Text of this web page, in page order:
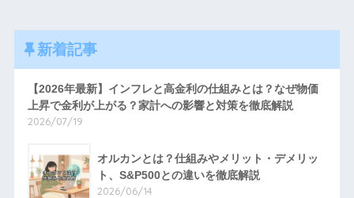
新着記事
【2026年最新】インフレと高金利の仕組みとは？なぜ物価
上昇で金利が上がる？家計への影響と対策を徹底解説
2026/07/19
オルカンとは？仕組みやメリット・デメリッ
ト、S&P500との違いを徹底解説
2026/06/14